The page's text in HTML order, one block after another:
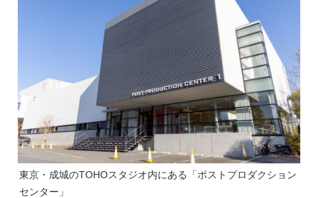
東京・成城のTOHOスタジオ内にある「ポストプロダクション
センター」